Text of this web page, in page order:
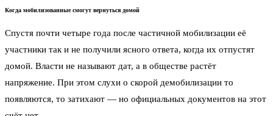
Когда мобилизованные смогут вернуться домой
Спустя почти четыре года после частичной мобилизации её
участники так и не получили ясного ответа, когда их отпустят
домой. Власти не называют дат, а в обществе растёт
напряжение. При этом слухи о скорой демобилизации то
появляются, то затихают — но официальных документов на этот